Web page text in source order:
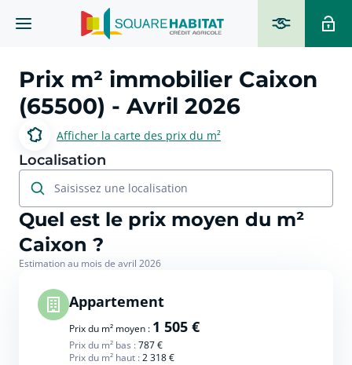
Prix m² immobilier Caixon
(65500) - Avril 2026
Afficher la carte des prix du m²
Localisation
Saisissez une localisation
Quel est le prix moyen du m²
Caixon ?
Estimation au mois de avril 2026
Appartement
Prix du m² moyen : 1 505 €
Prix du m² bas :787 €
Prix du m² haut :2 318 €